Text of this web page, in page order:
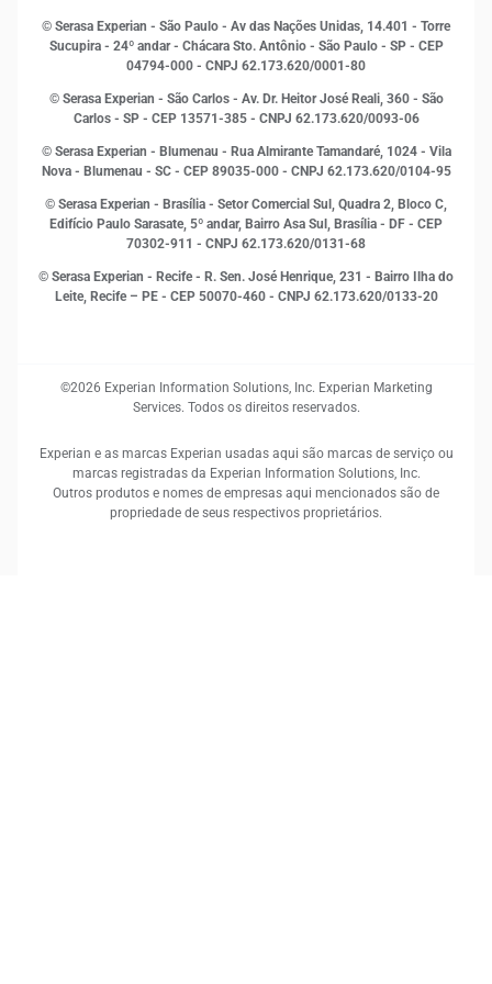
Inovação e Tecnologia
Leis e impostos
Marketing
Open Finance
Proteção de Dados
Sustentabilidade Corporativa
© Serasa Experian - São Paulo - Av das Nações Unidas, 14.401 - Torre
Sucupira - 24º andar - Chácara Sto. Antônio - São Paulo - SP - CEP
04794-000 - CNPJ 62.173.620/0001-80
© Serasa Experian - São Carlos - Av. Dr. Heitor José Reali, 360 - São
Carlos - SP - CEP 13571-385 - CNPJ 62.173.620/0093-06
© Serasa Experian - Blumenau - Rua Almirante Tamandaré, 1024 - Vila
Nova - Blumenau - SC - CEP 89035-000 - CNPJ 62.173.620/0104-95
© Serasa Experian - Brasília - Setor Comercial Sul, Quadra 2, Bloco C,
Edifício Paulo Sarasate, 5º andar, Bairro Asa Sul, Brasília - DF - CEP
70302-911 - CNPJ 62.173.620/0131-68
© Serasa Experian - Recife - R. Sen. José Henrique, 231 - Bairro Ilha do
Leite, Recife – PE - CEP 50070-460 - CNPJ 62.173.620/0133-20
©2026 Experian Information Solutions, Inc. Experian Marketing
Services. Todos os direitos reservados.
Experian e as marcas Experian usadas aqui são marcas de serviço ou
marcas registradas da Experian Information Solutions, Inc.
Outros produtos e nomes de empresas aqui mencionados são de
propriedade de seus respectivos proprietários.